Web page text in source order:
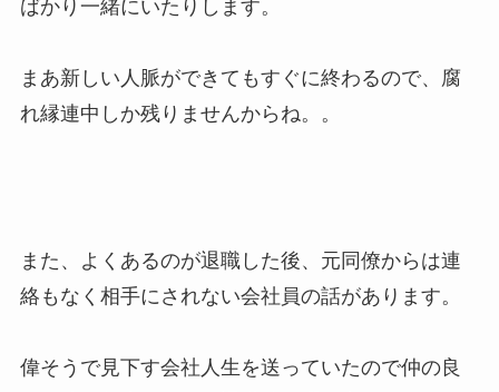
ばかり一緒にいたりします。
まあ新しい人脈ができてもすぐに終わるので、腐
れ縁連中しか残りませんからね。。
また、よくあるのが退職した後、元同僚からは連
絡もなく相手にされない会社員の話があります。
偉そうで見下す会社人生を送っていたので仲の良